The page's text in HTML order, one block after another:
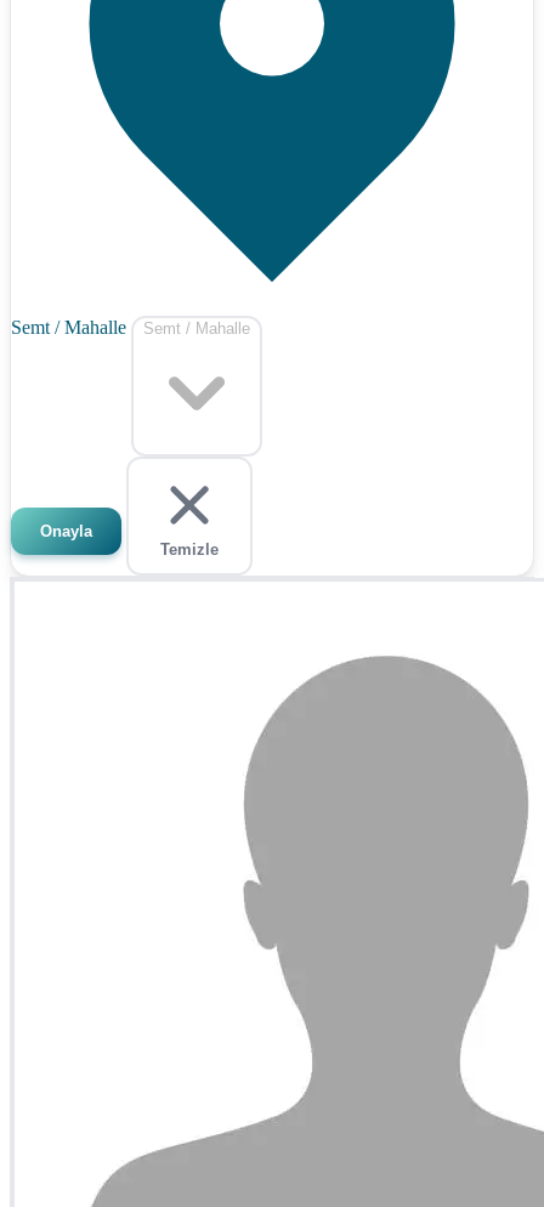
Semt / Mahalle Semt / Mahalle
Onayla
Temizle